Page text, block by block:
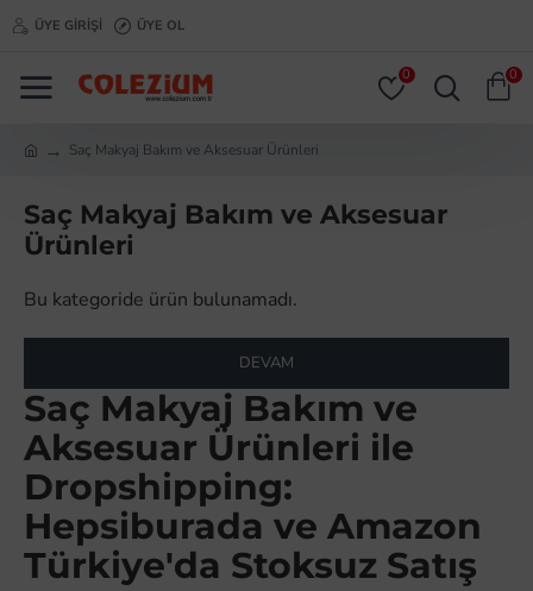
ÜYE GIRIŞI ÜYE OL
0 0
Saç Makyaj Bakım ve Aksesuar Ürünleri
Saç Makyaj Bakım ve Aksesuar
Ürünleri
Bu kategoride ürün bulunamadı.
DEVAM
Saç Makyaj Bakım ve
Aksesuar Ürünleri ile
Dropshipping:
Hepsiburada ve Amazon
Türkiye'da Stoksuz Satış